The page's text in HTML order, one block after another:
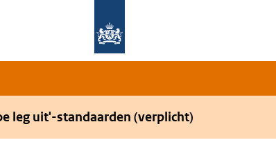
leg uit'-standaarden (verplicht)